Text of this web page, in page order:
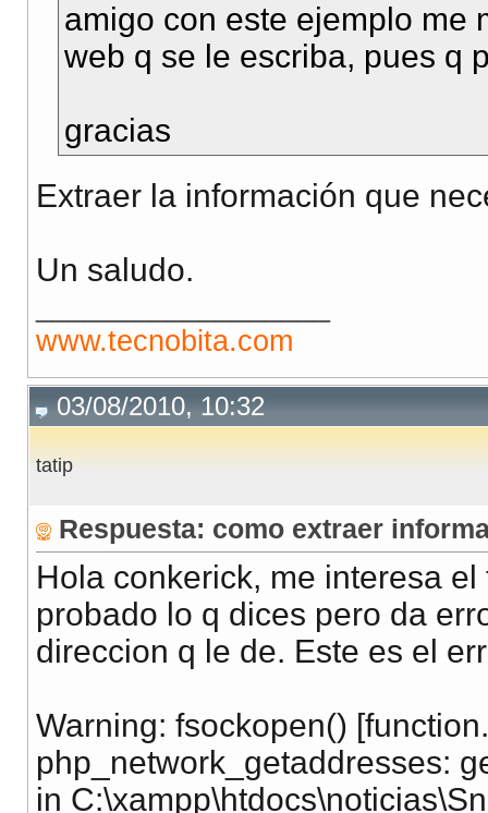
amigo con este ejemplo me
web q se le escriba, pues q
gracias
Extraer la información que
Un saludo.
www.tecnobita.com
03/08/2010, 10:32
tatip
Respuesta: como extraer
Hola conkerick, me interesa
probado lo q dices pero da
direccion q le de. Este es el
Warning: fsockopen()
php_network_getaddresses:
in